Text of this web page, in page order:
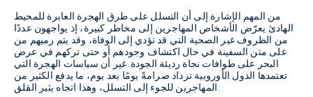
من المهم الإشارة إلى أن التسلل على طرق الهجرة العابرة للمحيط
الهادئ يعرّض الأشخاص المهاجرين إلى مخاطر كبيرة، إذ يواجهون عددًا
من الظروف غير الصحية التي قد تؤدي إلى الوفاة، وقد يتم رميهم من
على متن السفينة في حال اكتشاف وجودهم أو حتى تركهم في عرض
البحر على طوافات نجاة رديئة الجودة. غير أن سياسات الهجرة التي
تعتمدها الدول الأوروبية تزداد صرامةً يومًا بعد يوم، ما يدفع الكثير من
المهاجرين للجوء إلى التسلل، وهذا اتجاه يثير القلق.